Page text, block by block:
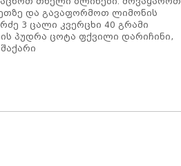
და გავაფორმოთ ლიმონის
3 ცალი კვერცხი 40 გრამი
პუდრა ცოტა ფქვილი დარიჩინი,